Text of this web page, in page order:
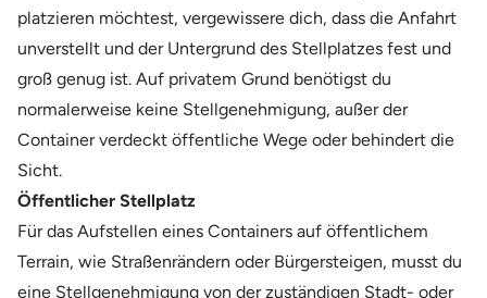
platzieren möchtest, vergewissere dich, dass die Anfahrt
unverstellt und der Untergrund des Stellplatzes fest und
groß genug ist. Auf privatem Grund benötigst du
normalerweise keine Stellgenehmigung, außer der
Container verdeckt öffentliche Wege oder behindert die
Sicht.
Öffentlicher Stellplatz
Für das Aufstellen eines Containers auf öffentlichem
Terrain, wie Straßenrändern oder Bürgersteigen, musst du
eine Stellgenehmigung von der zuständigen Stadt- oder